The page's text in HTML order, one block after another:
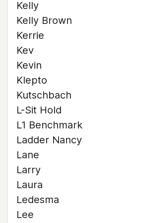
Kelly
Kelly Brown
Kerrie
Kev
Kevin
Klepto
Kutschbach
L-Sit Hold
L1 Benchmark
Ladder Nancy
Lane
Larry
Laura
Ledesma
Lee